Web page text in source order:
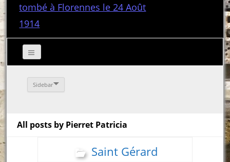
tombé à Florennes le 24 Août
1914
Sidebar
All posts by Pierret Patricia
Saint Gérard